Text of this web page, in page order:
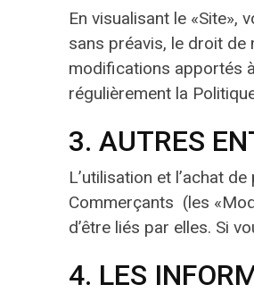
En visualisant le
sans préavis, le droit de
modifications apportés
régulièrement la
3. AUTRES
L’utilisation et l’achat
Commerçants (les
d’être liés par elles. Si
4. LES